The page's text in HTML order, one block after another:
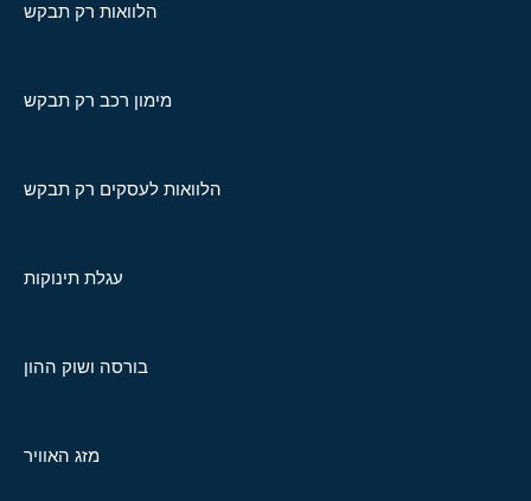
הלוואות רק תבקש
מימון רכב רק תבקש
הלוואות לעסקים רק תבקש
עגלת תינוקות
בורסה ושוק ההון
מזג האוויר